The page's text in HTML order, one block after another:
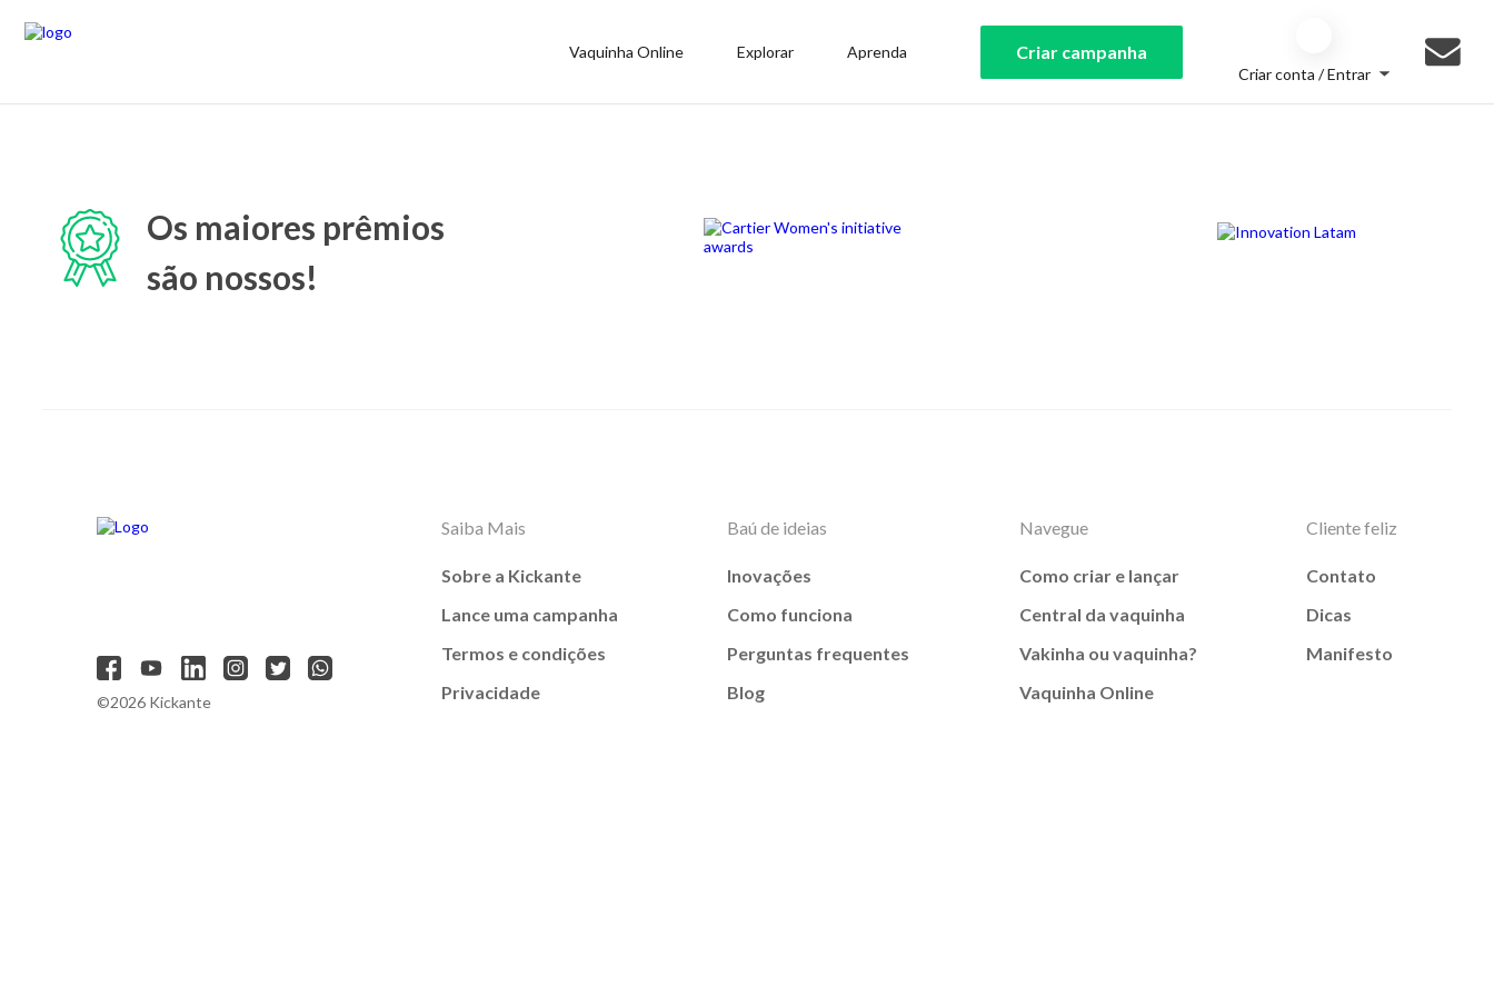
Vaquinha Online Explorar Aprenda Criar campanha
Criar conta / Entrar
Os maiores prêmios
são nossos!
©2026 Kickante
Saiba Mais
Sobre a Kickante
Lance uma campanha
Termos e condições
Privacidade
Baú de ideias
Inovações
Como funciona
Perguntas frequentes
Blog
Navegue
Como criar e lançar
Central da vaquinha
Vakinha ou vaquinha?
Vaquinha Online
Cliente feliz
Contato
Dicas
Manifesto